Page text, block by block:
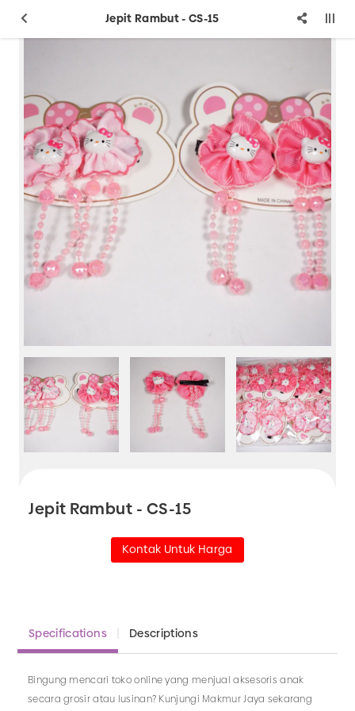
Jepit Rambut - CS-15
Jepit Rambut - CS-15
Kontak Untuk Harga
Specifications Descriptions
Bingung mencari toko online yang menjual aksesoris anak
secara grosir atau lusinan? Kunjungi Makmur Jaya sekarang